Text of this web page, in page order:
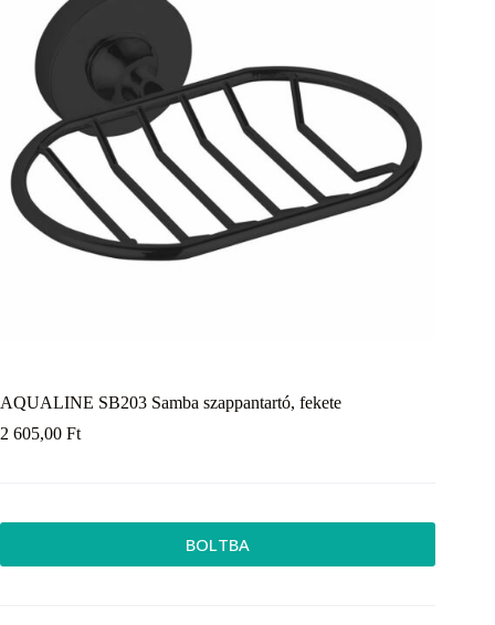
AQUALINE SB203 Samba szappantartó, fekete
2 605,00 Ft
BOLTBA